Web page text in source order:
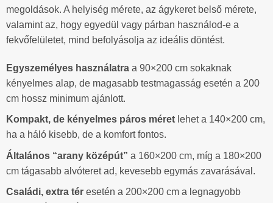
megoldások. A helyiség mérete, az ágykeret belső mérete,
valamint az, hogy egyedül vagy párban használod-e a
fekvőfelületet, mind befolyásolja az ideális döntést.
Egyszemélyes használatra a 90×200 cm sokaknak
kényelmes alap, de magasabb testmagasság esetén a 200
cm hossz minimum ajánlott.
Kompakt, de kényelmes páros méret lehet a 140×200 cm,
ha a háló kisebb, de a komfort fontos.
Általános “arany középút” a 160×200 cm, míg a 180×200
cm tágasabb alvóteret ad, kevesebb egymás zavarásával.
Családi, extra tér esetén a 200×200 cm a legnagyobb